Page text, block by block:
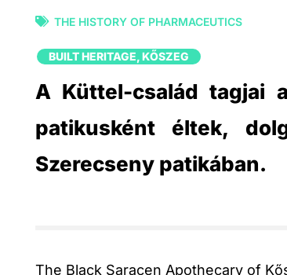
THE HISTORY OF PHARMACEUTICS
BUILT HERITAGE,KŐSZEG
A Küttel-család tagjai
patikusként éltek,
Szerecseny patikában.
The Black Saracen Apothecary of